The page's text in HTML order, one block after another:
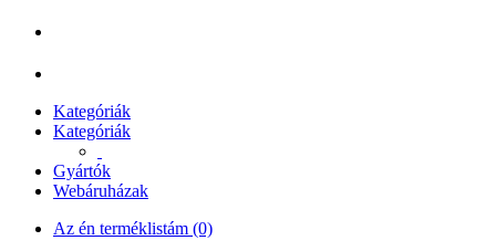
Kategóriák
Kategóriák
Gyártók
Webáruházak
Az én terméklistám (0)